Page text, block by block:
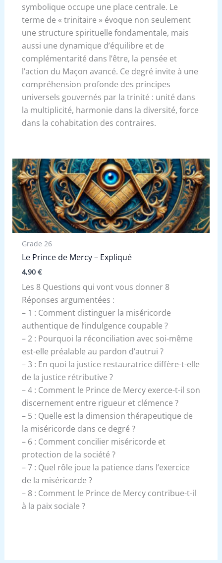
symbolique occupe une place centrale. Le
terme de « trinitaire » évoque non seulement
une structure spirituelle fondamentale, mais
aussi une dynamique d’équilibre et de
complémentarité dans l’être, la pensée et
l’action du Maçon avancé. Ce degré invite à une
compréhension profonde des principes
universels gouvernés par la trinité : unité dans
la multiplicité, harmonie dans la diversité, force
dans la cohabitation des contraires.
Grade 26
Le Prince de Mercy – Expliqué
4,90 €
Les 8 Questions qui vont vous donner 8
Réponses argumentées :
– 1 : Comment distinguer la miséricorde
authentique de l’indulgence coupable ?
– 2 : Pourquoi la réconciliation avec soi-même
est-elle préalable au pardon d’autrui ?
– 3 : En quoi la justice restauratrice diffère-t-elle
de la justice rétributive ?
– 4 : Comment le Prince de Mercy exerce-t-il son
discernement entre rigueur et clémence ?
– 5 : Quelle est la dimension thérapeutique de
la miséricorde dans ce degré ?
– 6 : Comment concilier miséricorde et
protection de la société ?
– 7 : Quel rôle joue la patience dans l’exercice
de la miséricorde ?
– 8 : Comment le Prince de Mercy contribue-t-il
à la paix sociale ?